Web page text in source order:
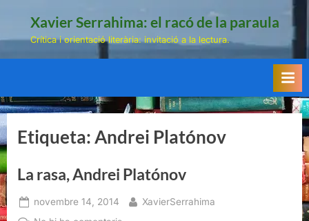
Xavier Serrahima: el racó de la paraula
Crítica i orientació literària: invitació a la lectura.
Etiqueta:Andrei Platónov
La rasa, Andrei Platónov
Posted
on
novembre 14, 2014 By
XavierSerrahima